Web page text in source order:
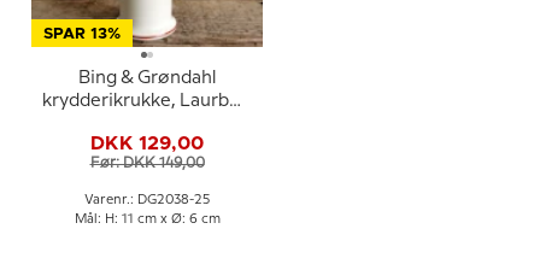
SPAR 13%
Bing & Grøndahl
krydderikrukke, Laurbær
DKK 129,00
Før: DKK 149,00
Varenr.: DG2038-25
Mål: H: 11 cm x Ø: 6 cm